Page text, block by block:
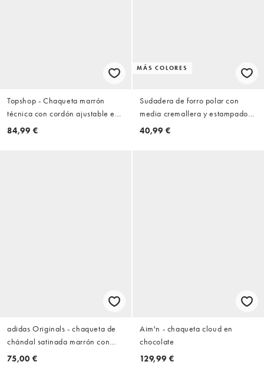
Topshop - Chaqueta marrón
técnica con cordón ajustable en
la cintura
84,99 €
MÁS COLORES
Sudadera de forro polar con
media cremallera y estampado
animal marrón
40,99 €
adidas Originals - chaqueta de
chándal satinada marrón con
lunares
75,00 €
Aim'n - chaqueta cloud en
chocolate
129,99 €